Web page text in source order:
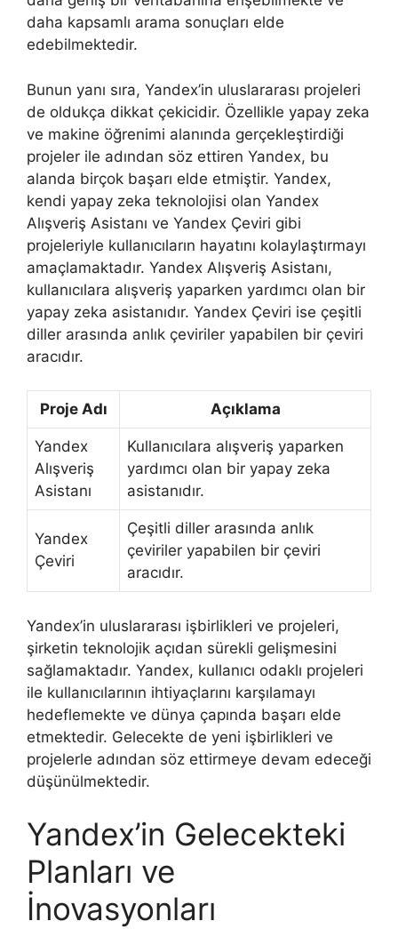
daha kapsamlı arama sonuçları elde
edebilmektedir.
Bunun yanı sıra, Yandex’in uluslararası projeleri
de oldukça dikkat çekicidir. Özellikle yapay zeka
ve makine öğrenimi alanında gerçekleştirdiği
projeler ile adından söz ettiren Yandex, bu
alanda birçok başarı elde etmiştir. Yandex,
kendi yapay zeka teknolojisi olan Yandex
Alışveriş Asistanı ve Yandex Çeviri gibi
projeleriyle kullanıcıların hayatını kolaylaştırmayı
amaçlamaktadır. Yandex Alışveriş Asistanı,
kullanıcılara alışveriş yaparken yardımcı olan bir
yapay zeka asistanıdır. Yandex Çeviri ise çeşitli
diller arasında anlık çeviriler yapabilen bir çeviri
aracıdır.
Proje Adı Açıklama
Yandex
Alışveriş
Asistanı
Kullanıcılara alışveriş yaparken
yardımcı olan bir yapay zeka
asistanıdır.
Yandex
Çeviri
Çeşitli diller arasında anlık
çeviriler yapabilen bir çeviri
aracıdır.
Yandex’in uluslararası işbirlikleri ve projeleri,
şirketin teknolojik açıdan sürekli gelişmesini
sağlamaktadır. Yandex, kullanıcı odaklı projeleri
ile kullanıcılarının ihtiyaçlarını karşılamayı
hedeflemekte ve dünya çapında başarı elde
etmektedir. Gelecekte de yeni işbirlikleri ve
projelerle adından söz ettirmeye devam edeceği
düşünülmektedir.
Yandex’in Gelecekteki
Planları ve
İnovasyonları